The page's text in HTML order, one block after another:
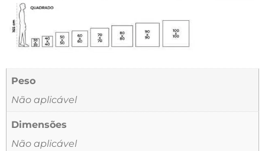
Peso
Não aplicável
Dimensões
Não aplicável